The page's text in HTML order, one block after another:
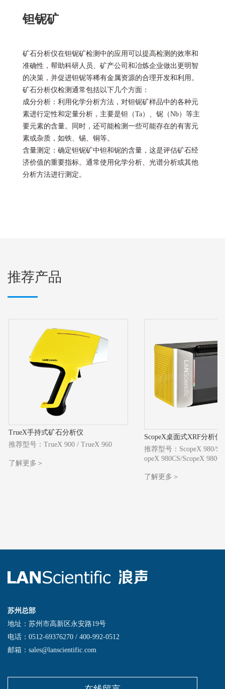
钽铌矿
矿石分析仪在钽铌矿检测中的应用可以提高检测的效率和
准确性，帮助科研人员、矿产公司和冶炼企业做出更明智
的决策，并促进钽铌等稀有金属资源的合理开发和利用。
矿石分析仪检测通常包括以下几个方面：
成分分析：利用化学分析方法，对钽铌矿样品中的各种元
素进行定性和定量分析，主要是钽（Ta）、铌（Nb）等主
要元素的含量。同时，还可能检测一些可能存在的有害元
素或杂质，如铁、锡、铜等。
含量测定：确定钽铌矿中钽和铌的含量，这是评估矿石经
济价值的重要指标。通常使用化学分析、光谱分析或其他
分析方法进行测定。
推荐产品
TrueX手持式矿石分析仪
推荐型号：TrueX 900 / TrueX 960
了解更多＞
ScopeX桌面式XRF分析仪
推荐型号：ScopeX 980/
opeX 980CS/ScopeX
了解更多＞
苏州总部
地址：苏州市高新区永安路19号
电话：0512-69376270 / 400-992-0512
邮箱：sales@lanscientific.com